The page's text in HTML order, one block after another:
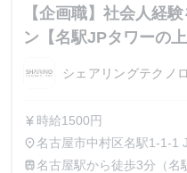
【企画職】社会人経
ン【名駅JPタワーの
シェアリングテクノ
currency_yen 時給1500円
place名古屋市中村区名駅1-1-1
train名古屋駅から徒歩3分（名